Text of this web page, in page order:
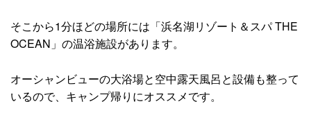
そこから1分ほどの場所には「浜名湖リゾート＆スパ THE
OCEAN」の温浴施設があります。
オーシャンビューの大浴場と空中露天風呂と設備も整って
いるので、キャンプ帰りにオススメです。